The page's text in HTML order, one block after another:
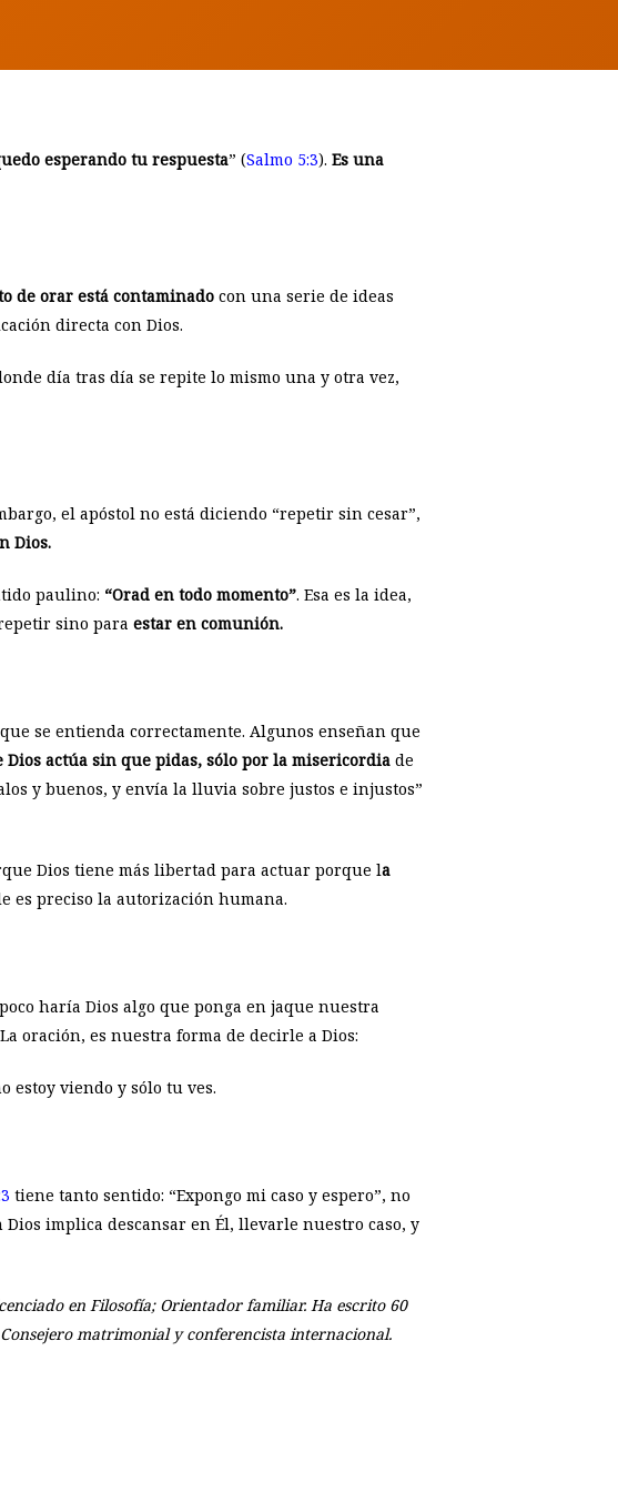
esperando tu respuesta” (Salmo 5:3). Es una
de orar está contaminado con una serie de ideas
directa con Dios.
día tras día se repite lo mismo una y otra vez,
el apóstol no está diciendo “repetir sin cesar”,
Dios.
paulino: “Orad en todo momento”. Esa es la idea,
sino para estar en comunión.
se entienda correctamente. Algunos enseñan que
actúa sin que pidas, sólo por la misericordia de
y buenos, y envía la lluvia sobre justos e injustos”
Dios tiene más libertad para actuar porque la
es preciso la autorización humana.
haría Dios algo que ponga en jaque nuestra
oración, es nuestra forma de decirle a Dios:
estoy viendo y sólo tu ves.
tiene tanto sentido: “Expongo mi caso y espero”, no
implica descansar en Él, llevarle nuestro caso, y
en Filosofía; Orientador familiar. Ha escrito 60
matrimonial y conferencista internacional.